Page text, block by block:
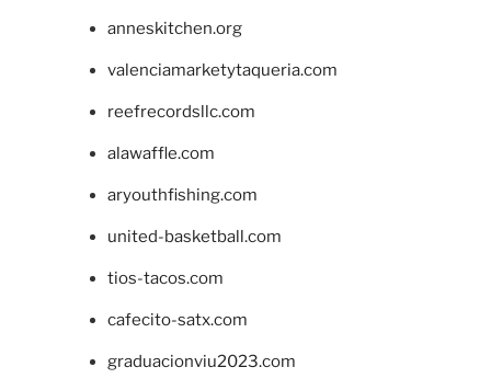
anneskitchen.org
valenciamarketytaqueria.com
reefrecordsllc.com
alawaffle.com
aryouthfishing.com
united-basketball.com
tios-tacos.com
cafecito-satx.com
graduacionviu2023.com